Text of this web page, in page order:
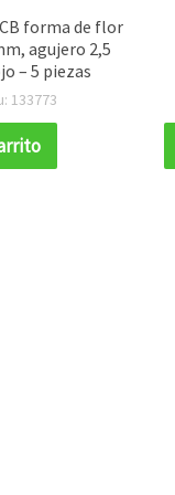
forma de flor
agujero 2,5
– 5 piezas
133773